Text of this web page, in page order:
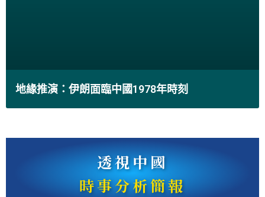
地緣推演：伊朗面臨中國1978年時刻
透視中國
時事分析簡報